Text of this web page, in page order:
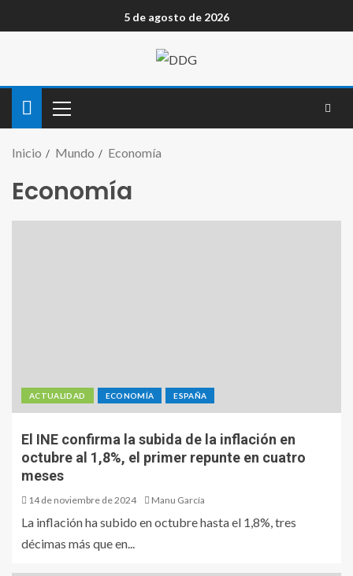
5 de agosto de 2026
Inicio Mundo Economía
Economía
ACTUALIDAD ECONOMÍA ESPAÑA
El INE confirma la subida de la inflación en
octubre al 1,8%, el primer repunte en cuatro
meses
14 de noviembre de 2024 Manu García
La inflación ha subido en octubre hasta el 1,8%, tres
décimas más que en...